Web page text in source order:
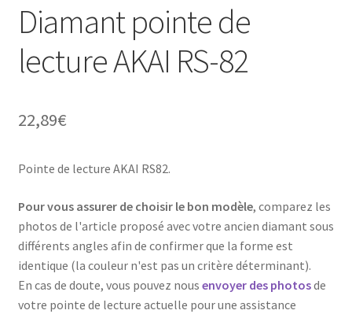
Diamant pointe de
lecture AKAI RS-82
22,89€
Pointe de lecture AKAI RS82.
Pour vous assurer de choisir le bon modèle, comparez les
photos de l'article proposé avec votre ancien diamant sous
différents angles afin de confirmer que la forme est
identique (la couleur n'est pas un critère déterminant).
En cas de doute, vous pouvez nous envoyer des photosde
votre pointe de lecture actuelle pour une assistance